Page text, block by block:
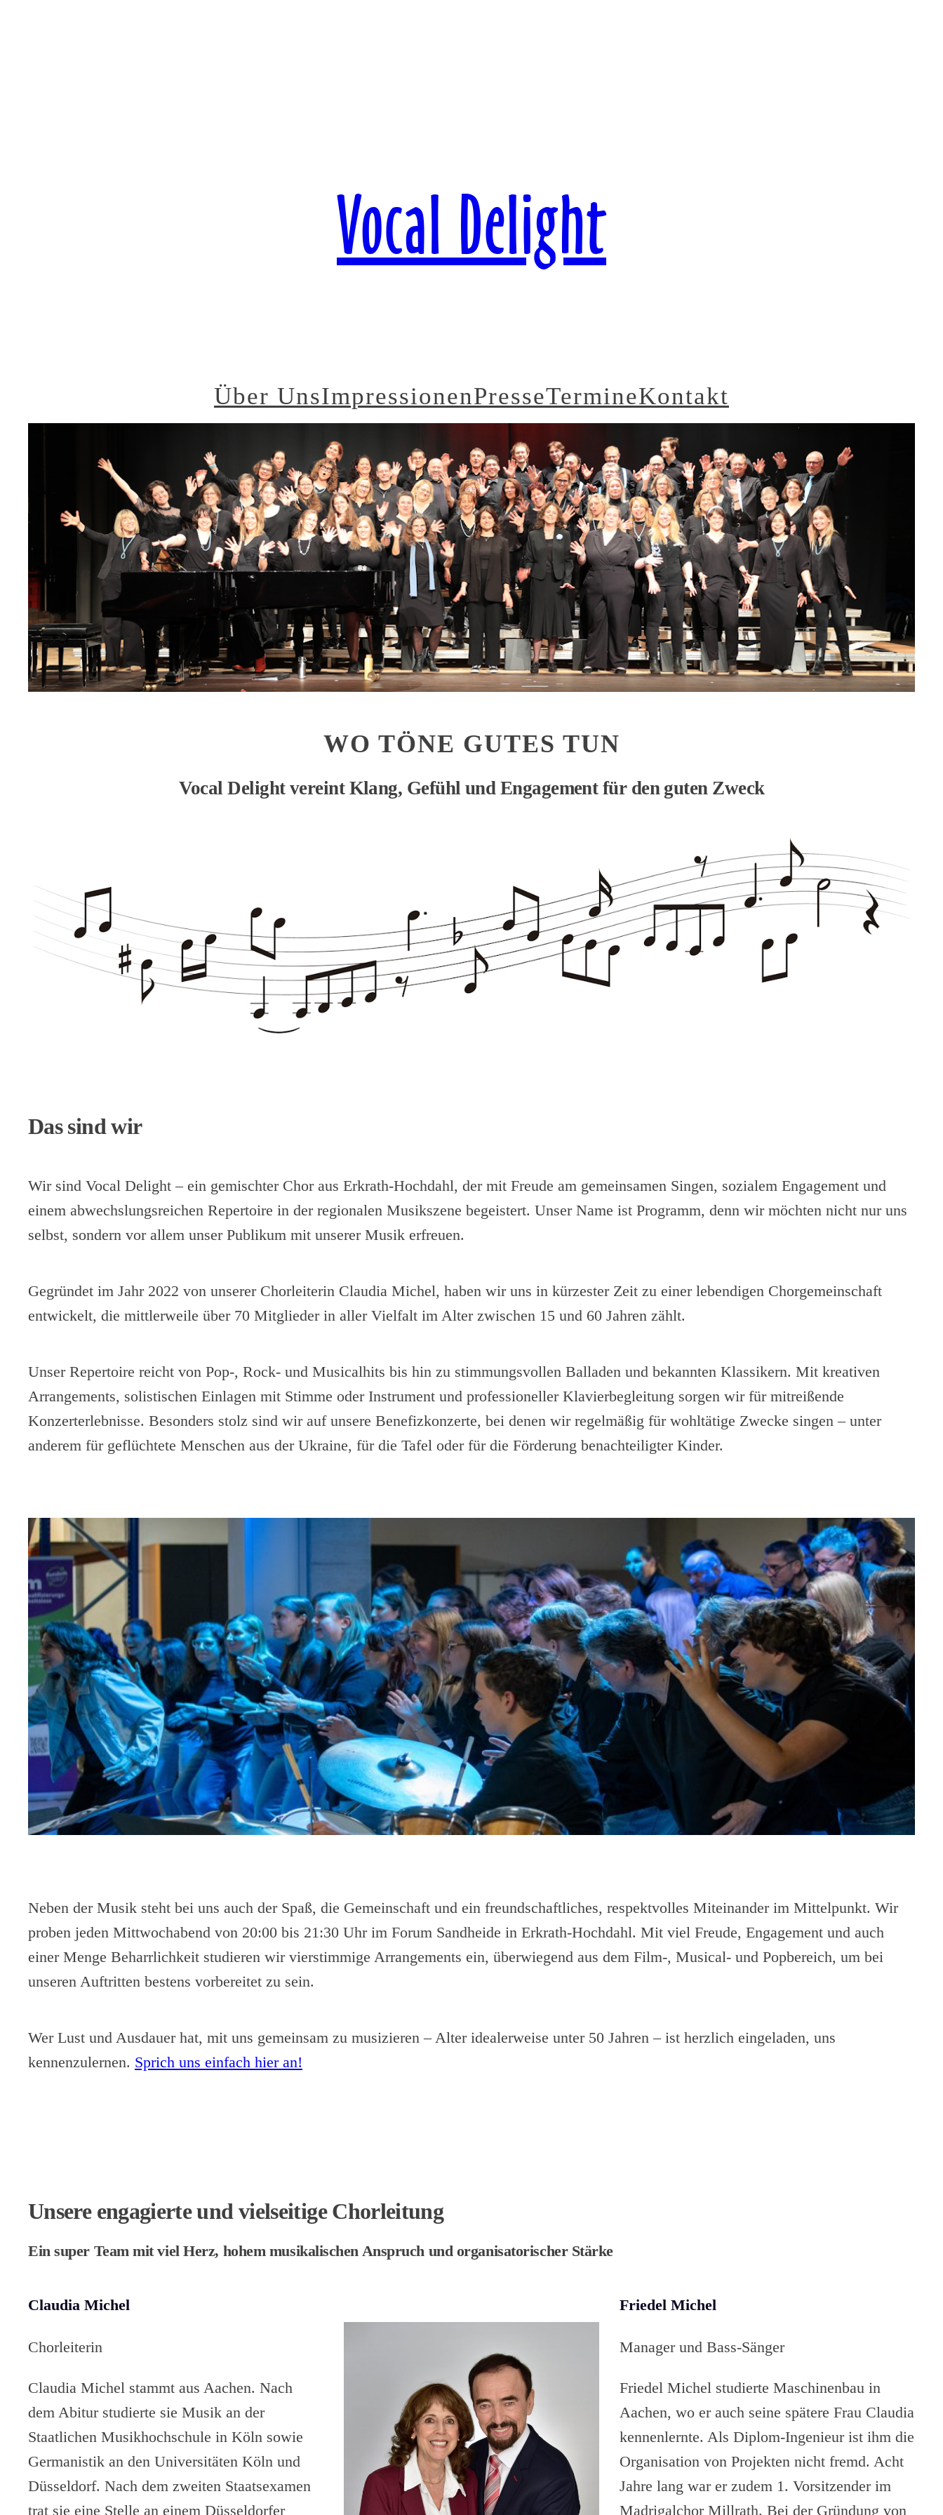
Vocal Delight
Über UnsImpressionenPresseTermineKontakt
WO TÖNE GUTES TUN
Vocal Delight vereint Klang, Gefühl und Engagement für den guten Zweck
Das sind wir
Wir sind Vocal Delight – ein gemischter Chor aus Erkrath-Hochdahl, der mit Freude am gemeinsamen Singen, sozialem Engagement und
einem abwechslungsreichen Repertoire in der regionalen Musikszene begeistert. Unser Name ist Programm, denn wir möchten nicht nur uns
selbst, sondern vor allem unser Publikum mit unserer Musik erfreuen.
Gegründet im Jahr 2022 von unserer Chorleiterin Claudia Michel, haben wir uns in kürzester Zeit zu einer lebendigen Chorgemeinschaft
entwickelt, die mittlerweile über 70 Mitglieder in aller Vielfalt im Alter zwischen 15 und 60 Jahren zählt.
Unser Repertoire reicht von Pop-, Rock- und Musicalhits bis hin zu stimmungsvollen Balladen und bekannten Klassikern. Mit kreativen
Arrangements, solistischen Einlagen mit Stimme oder Instrument und professioneller Klavierbegleitung sorgen wir für mitreißende
Konzerterlebnisse. Besonders stolz sind wir auf unsere Benefizkonzerte, bei denen wir regelmäßig für wohltätige Zwecke singen – unter
anderem für geflüchtete Menschen aus der Ukraine, für die Tafel oder für die Förderung benachteiligter Kinder.
Neben der Musik steht bei uns auch der Spaß, die Gemeinschaft und ein freundschaftliches, respektvolles Miteinander im Mittelpunkt. Wir
proben jeden Mittwochabend von 20:00 bis 21:30 Uhr im Forum Sandheide in Erkrath-Hochdahl. Mit viel Freude, Engagement und auch
einer Menge Beharrlichkeit studieren wir vierstimmige Arrangements ein, überwiegend aus dem Film-, Musical- und Popbereich, um bei
unseren Auftritten bestens vorbereitet zu sein.
Wer Lust und Ausdauer hat, mit uns gemeinsam zu musizieren – Alter idealerweise unter 50 Jahren – ist herzlich eingeladen, uns
kennenzulernen. Sprich uns einfach hier an!
Unsere engagierte und vielseitige Chorleitung
Ein super Team mit viel Herz, hohem musikalischen Anspruch und organisatorischer Stärke
Claudia Michel
Chorleiterin
Claudia Michel stammt aus Aachen. Nach
dem Abitur studierte sie Musik an der
Staatlichen Musikhochschule in Köln sowie
Germanistik an den Universitäten Köln und
Düsseldorf. Nach dem zweiten Staatsexamen
trat sie eine Stelle an einem Düsseldorfer
Friedel Michel
Manager und Bass-Sänger
Friedel Michel studierte Maschinenbau in
Aachen, wo er auch seine spätere Frau Claudia
kennenlernte. Als Diplom-Ingenieur ist ihm die
Organisation von Projekten nicht fremd. Acht
Jahre lang war er zudem 1. Vorsitzender im
Madrigalchor Millrath. Bei der Gründung von